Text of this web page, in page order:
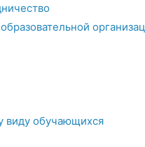
виду обучающихся